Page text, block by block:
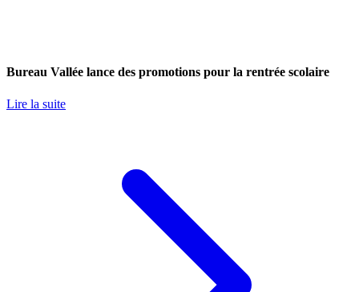
Bureau Vallée lance des promotions pour la rentrée scolaire
Lire la suite